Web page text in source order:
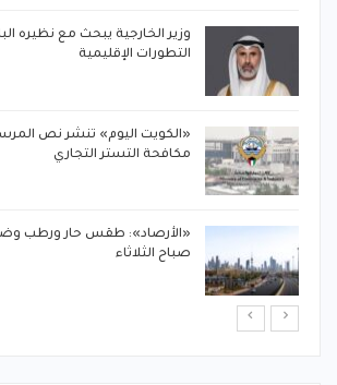
وزير الخارجية يبحث مع نظيره
التطورات الإقليمية
«الكويت اليوم» تنشر نص
مكافحة التستر التجاري
«الأرصاد»: طقس حار ورطب
صباح الثلاثاء